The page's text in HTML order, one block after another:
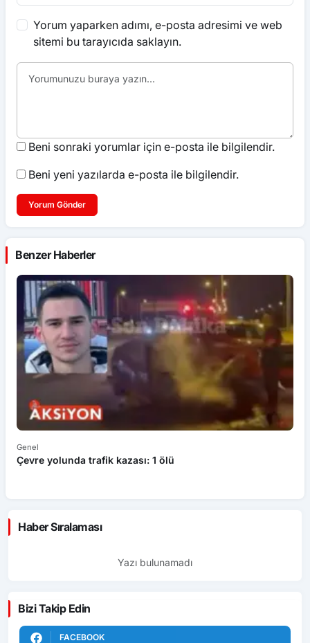
Yorum yaparken adımı, e-posta adresimi ve web
sitemi bu tarayıcıda saklayın.
Beni sonraki yorumlar için e-posta ile bilgilendir.
Beni yeni yazılarda e-posta ile bilgilendir.
Yorum Gönder
Benzer Haberler
Genel
Çevre yolunda trafik kazası: 1 ölü
Haber Sıralaması
Yazı bulunamadı
Bizi Takip Edin
FACEBOOK